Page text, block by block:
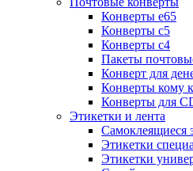
Конверты е65
Конверты с5
Конверты с4
Пакеты
Конверт для
Конверты кому
Конверты для
Этикетки и лента
Самоклеящиеся
Этикетки
Этикетки